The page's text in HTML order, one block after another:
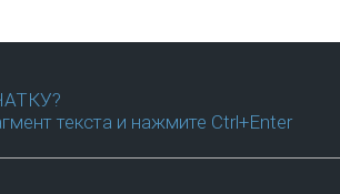
текста и нажмите Ctrl+Enter